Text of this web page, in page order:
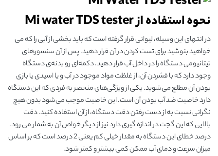
نحوه استفاده ازMi water TDS tester
در انتهای این وسیله، لیوانی قرار گرفته است که باید بخشی از آبی را که می
خواهید بنوشید برای تست کردن در آن قرار دهید. پس از آن سنسور‌های
تیتانیومی دستگاه را در داخل آب قرار دهید. دکمه‌ای رو بدنه‌ی دستگاه
وجود دارد که با فشردن آن، از غلظت مواد موجود در آب و یا اسیدی یا بازی
بودن آن مطلع می‌شوید. یکی از ویژگی‌های منحصر به فردی که این دستگاه
دارد خاصیت ضد آب بودن آن است. این خاصیت موجب می‌شود بدون هیچ
نگرانی نسبت به از دست رفتن دقت دستگاه، از آن استفاده کنید. دقت
بالایی که این گجت در اندازه گیری دارد نیز از دیگر خواص آن به شمار می رود.
درصد خطای این دستگاه به مقدار خیلی کم یعنی 2 درصد است که بر اساس
میزان سرعت و دمای آب ممکن کمی بیشتر و کمتر شود.